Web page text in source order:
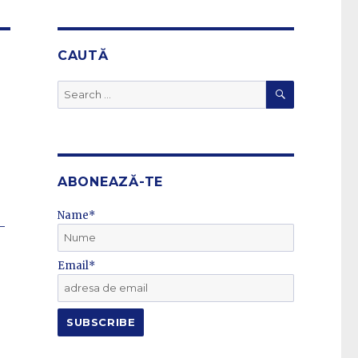
CAUTĂ
Search
for:
SEARCH
ABONEAZĂ-TE
Name*
Email*